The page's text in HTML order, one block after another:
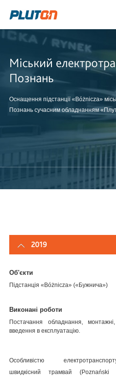
Міський
Познань
Оснащення підстанції «Bóżnicza»
Познань сучасним обладнанням
2019
Об'єкти
Підстанція «Bóżnicza» («Бужнича»)
Виконані роботи
Постачання обладнання,
введення в експлуатацію.
Особливістю
швидкісний трамвай